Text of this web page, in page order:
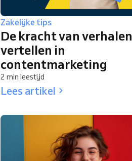
Zakelijke tips
De kracht van verhalen
vertellen in
contentmarketing
2 min leestijd
Lees artikel